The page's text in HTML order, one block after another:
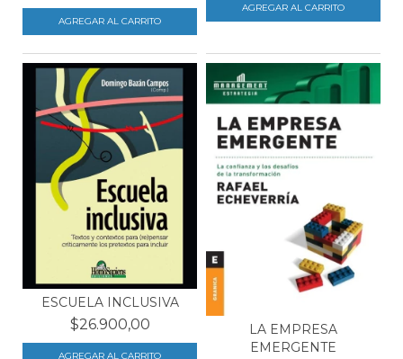
ESCUELA INCLUSIVA
$26.900,00
LA EMPRESA
EMERGENTE